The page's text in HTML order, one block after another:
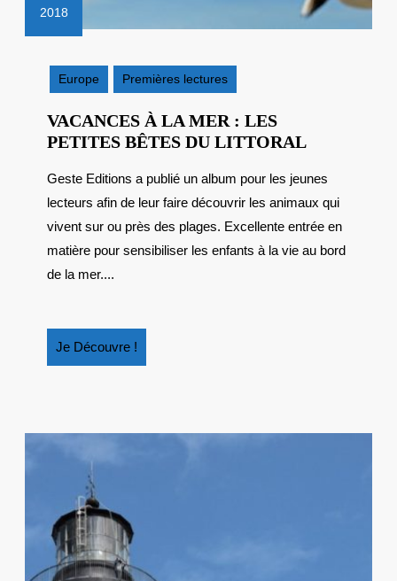
2018
2018
Europe
Premières lectures
VACANCES À LA MER : LES
PETITES BÊTES DU LITTORAL
LA
MER
:
LES
Geste Editions a publié un album pour les jeunes
lecteurs afin de leur faire découvrir les animaux qui
vivent sur ou près des plages. Excellente entrée en
matière pour sensibiliser les enfants à la vie au bord
de la mer....
Je Découvre !
Découvre